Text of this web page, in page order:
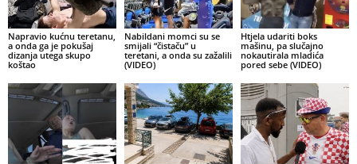
Napravio kućnu teretanu,
a onda ga je pokušaj
dizanja utega skupo
koštao
Nabildani momci su se
smijali “čistaču” u
teretani, a onda su zažalili
(VIDEO)
Htjela udariti boks
mašinu, pa slučajno
nokautirala mladića
pored sebe (VIDEO)